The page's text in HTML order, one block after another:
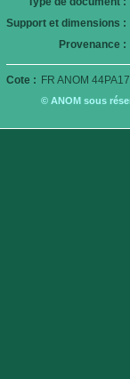
Support et dimensions :
Provenance :
Cote : FR ANOM
© ANOM sous